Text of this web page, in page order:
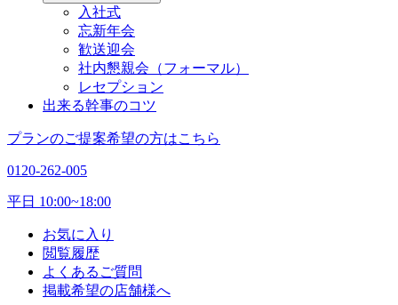
入社式
忘新年会
歓送迎会
社内懇親会（フォーマル）
レセプション
出来る幹事のコツ
プランのご提案希望の方はこちら
0120-262-005
平日 10:00~18:00
お気に入り
閲覧履歴
よくあるご質問
掲載希望の店舗様へ